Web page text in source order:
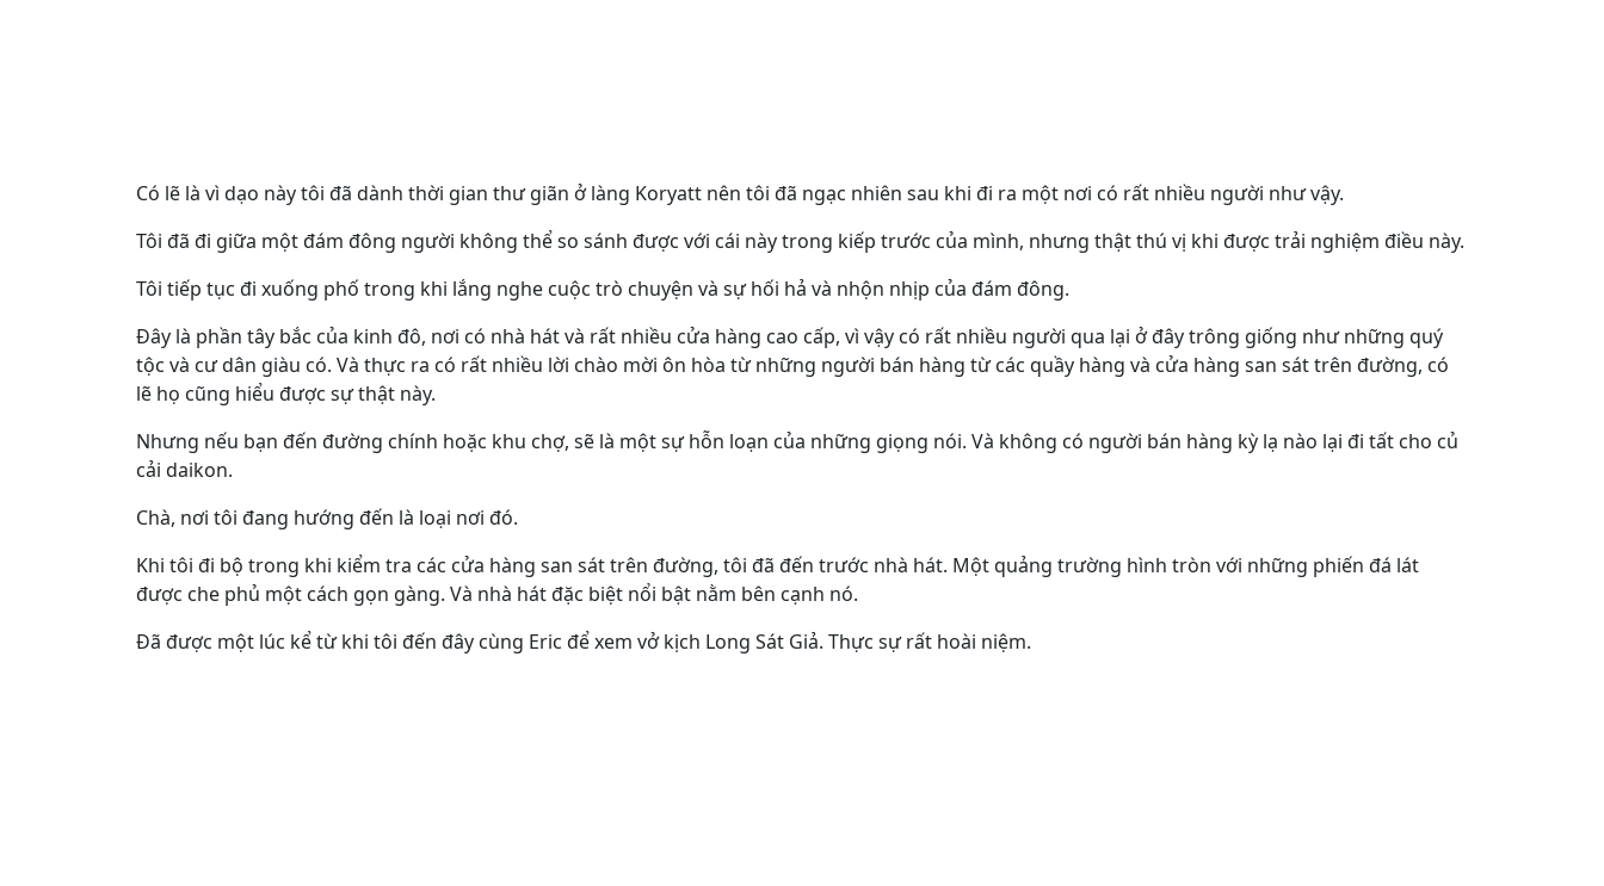
Có lẽ là vì dạo này tôi đã dành thời gian thư giãn ở làng Koryatt nên tôi đã ngạc nhiên sau khi đi ra một nơi có rất nhiều người như vậy.
Tôi đã đi giữa một đám đông người không thể so sánh được với cái này trong kiếp trước của mình, nhưng thật thú vị khi được trải nghiệm điều này.
Tôi tiếp tục đi xuống phố trong khi lắng nghe cuộc trò chuyện và sự hối hả và nhộn nhịp của đám đông.
Đây là phần tây bắc của kinh đô, nơi có nhà hát và rất nhiều cửa hàng cao cấp, vì vậy có rất nhiều người qua lại ở đây trông giống như những quý
tộc và cư dân giàu có. Và thực ra có rất nhiều lời chào mời ôn hòa từ những người bán hàng từ các quầy hàng và cửa hàng san sát trên đường, có
lẽ họ cũng hiểu được sự thật này.
Nhưng nếu bạn đến đường chính hoặc khu chợ, sẽ là một sự hỗn loạn của những giọng nói. Và không có người bán hàng kỳ lạ nào lại đi tất cho củ
cải daikon.
Chà, nơi tôi đang hướng đến là loại nơi đó.
Khi tôi đi bộ trong khi kiểm tra các cửa hàng san sát trên đường, tôi đã đến trước nhà hát. Một quảng trường hình tròn với những phiến đá lát
được che phủ một cách gọn gàng. Và nhà hát đặc biệt nổi bật nằm bên cạnh nó.
Đã được một lúc kể từ khi tôi đến đây cùng Eric để xem vở kịch Long Sát Giả. Thực sự rất hoài niệm.